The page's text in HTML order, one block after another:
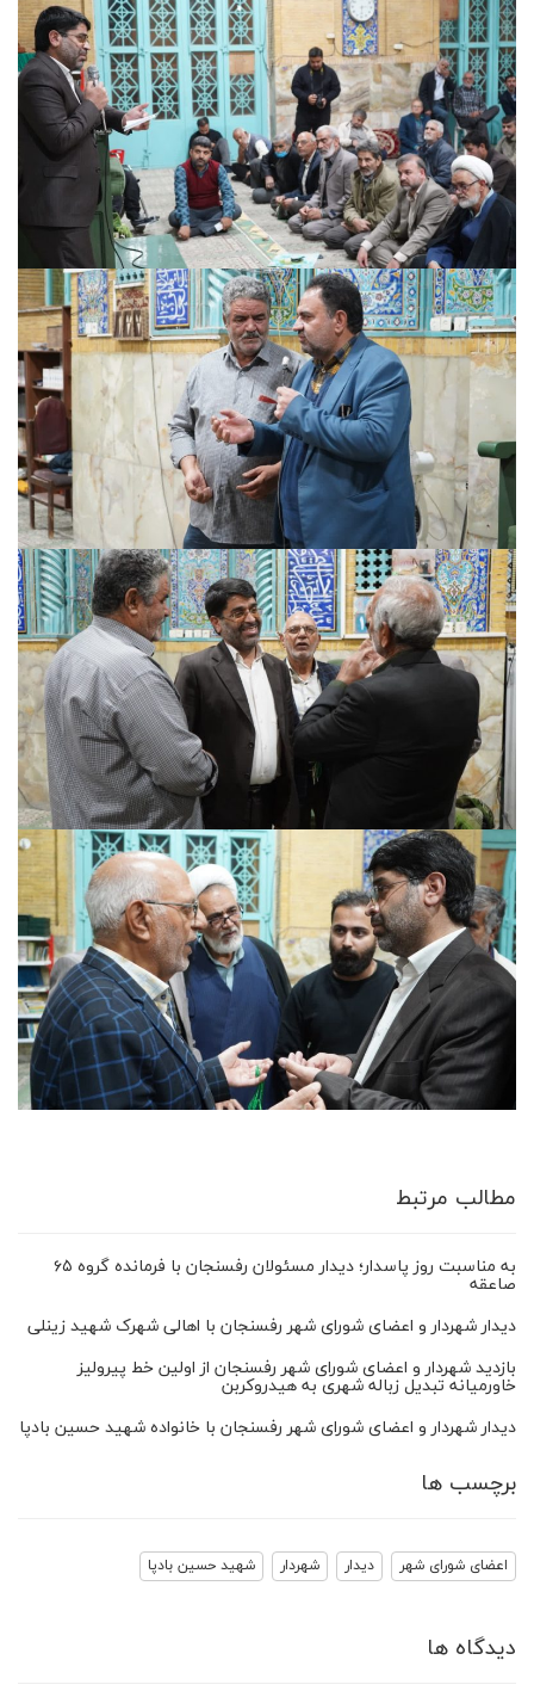
مطالب مرتبط
به مناسبت روز پاسدار؛ دیدار مسئولان رفسنجان با فرمانده گروه ۶۵
صاعقه
دیدار شهردار و اعضای شورای شهر رفسنجان با اهالی شهرک شهید زینلی
بازدید شهردار و اعضای شورای شهر رفسنجان از اولین خط پیرولیز
خاورمیانه تبدیل زباله شهری به هیدروکربن
دیدار شهردار و اعضای شورای شهر رفسنجان با خانواده شهید حسین بادپا
برچسب ها
اعضای شورای شهر دیدار شهردار شهید حسین بادپا
دیدگاه ها